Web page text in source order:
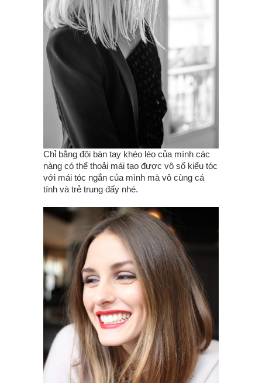
Chỉ bằng đôi bàn tay khéo léo của mình các
nàng có thể thoải mái tạo được vô số kiểu tóc
với mái tóc ngắn của mình mà vô cùng cá
tính và trẻ trung đấy nhé.